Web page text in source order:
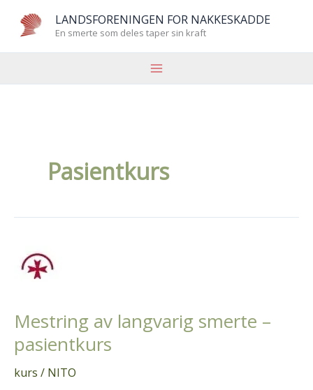
LANDSFORENINGEN FOR NAKKESKADDE
En smerte som deles taper sin kraft
Pasientkurs
Mestring av langvarig smerte –
pasientkurs
kurs / NITO